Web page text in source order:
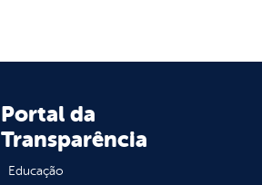
Portal da
Transparência
Educação